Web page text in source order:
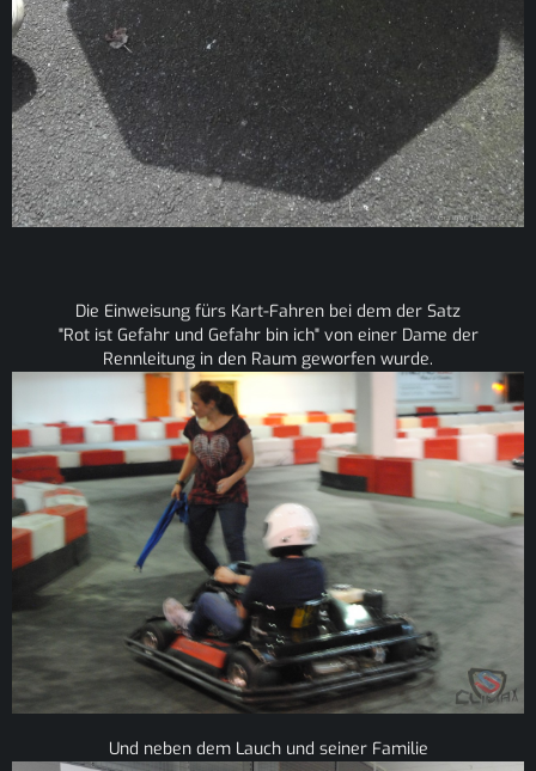
Die Einweisung fürs Kart-Fahren bei dem der Satz
"Rot ist Gefahr und Gefahr bin ich" von einer Dame der
Rennleitung in den Raum geworfen wurde.
Und neben dem Lauch und seiner Familie